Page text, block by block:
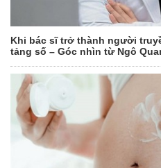
Khi bác sĩ trở thành người
tảng số – Góc nhìn từ Ngô